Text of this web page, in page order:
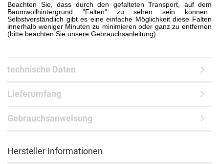
Beachten Sie, dass durch den gefalteten Transport, auf dem
Baumwollhintergrund "Falten" zu sehen sein können.
Selbstverständlich gibt es eine einfache Möglichkeit diese Falten
innerhalb weniger Minuten zu minimieren oder ganz zu entfernen
(bitte beachten Sie unsere Gebrauchsanleitung).
technische Daten
Lieferumfang
Gebrauchsanweisung
Hersteller Informationen